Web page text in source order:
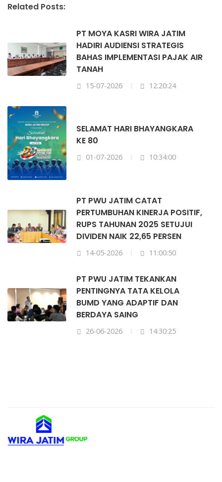
Related Posts:
PT MOYA KASRI WIRA JATIM
HADIRI AUDIENSI STRATEGIS
BAHAS IMPLEMENTASI PAJAK AIR
TANAH
15-07-2026 12:20:24
SELAMAT HARI BHAYANGKARA
KE 80
01-07-2026 10:34:00
PT PWU JATIM CATAT
PERTUMBUHAN KINERJA POSITIF,
RUPS TAHUNAN 2025 SETUJUI
DIVIDEN NAIK 22,65 PERSEN
14-05-2026 11:00:50
PT PWU JATIM TEKANKAN
PENTINGNYA TATA KELOLA
BUMD YANG ADAPTIF DAN
BERDAYA SAING
26-06-2026 14:30:25